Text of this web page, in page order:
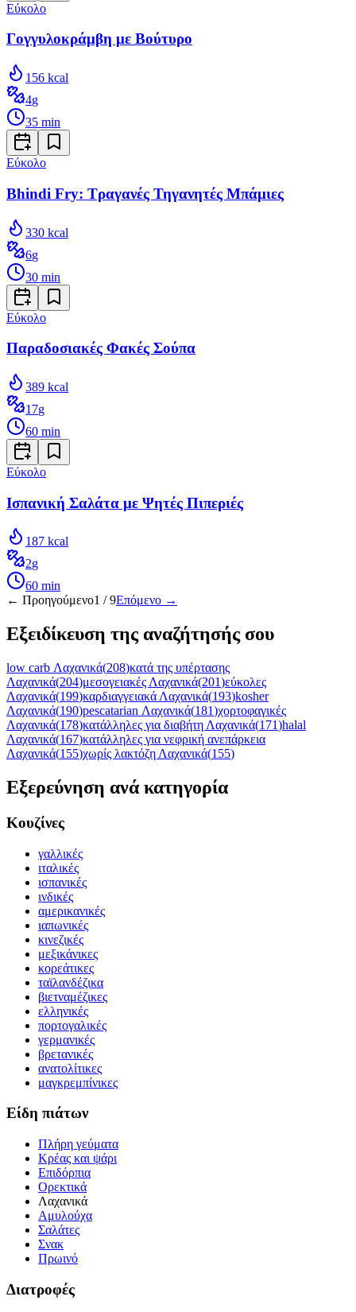
Εύκολο
Γογγυλοκράμβη με Βούτυρο
156 kcal
4g
35 min
Εύκολο
Bhindi Fry: Τραγανές Τηγανητές Μπάμιες
330 kcal
6g
30 min
Εύκολο
Παραδοσιακές Φακές Σούπα
389 kcal
17g
60 min
Εύκολο
Ισπανική Σαλάτα με Ψητές Πιπεριές
187 kcal
2g
60 min
← Προηγούμενο1 /9Επόμενο →
Εξειδίκευση της αναζήτησής σου
low carb Λαχανικά(208)κατά της υπέρτασης
Λαχανικά(204)μεσογειακές Λαχανικά(201)εύκολες
Λαχανικά(199)καρδιαγγειακά Λαχανικά(193)kosher
Λαχανικά(190)pescatarian Λαχανικά(181)χορτοφαγικές
Λαχανικά(178)κατάλληλες για διαβήτη Λαχανικά(171)halal
Λαχανικά(167)κατάλληλες για νεφρική ανεπάρκεια
Λαχανικά(155)χωρίς λακτόζη Λαχανικά(155)
Εξερεύνηση ανά κατηγορία
Κουζίνες
γαλλικές
ιταλικές
ισπανικές
ινδικές
αμερικανικές
ιαπωνικές
κινεζικές
μεξικάνικες
κορεάτικες
ταϊλανδέζικα
βιετναμέζικες
ελληνικές
πορτογαλικές
γερμανικές
βρετανικές
ανατολίτικες
μαγκρεμπίνικες
Είδη πιάτων
Πλήρη γεύματα
Κρέας και ψάρι
Επιδόρπια
Ορεκτικά
Λαχανικά
Αμυλούχα
Σαλάτες
Σνακ
Πρωινό
Διατροφές